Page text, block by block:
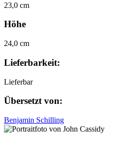
23,0 cm
Höhe
24,0 cm
Lieferbarkeit:
Lieferbar
Übersetzt von:
Benjamin Schilling